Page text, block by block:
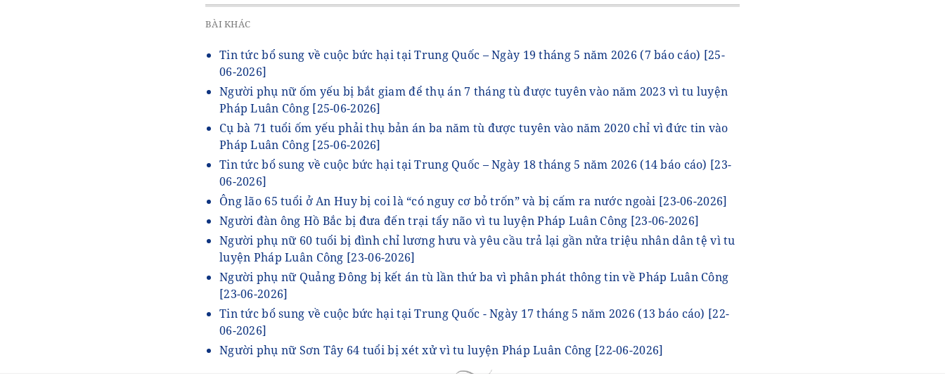
BÀI KHÁC
Tin tức bổ sung về cuộc bức hại tại Trung Quốc – Ngày 19 tháng 5 năm 2026 (7 báo cáo) [25-
06-2026]
Người phụ nữ ốm yếu bị bắt giam để thụ án 7 tháng tù được tuyên vào năm 2023 vì tu luyện
Pháp Luân Công [25-06-2026]
Cụ bà 71 tuổi ốm yếu phải thụ bản án ba năm tù được tuyên vào năm 2020 chỉ vì đức tin vào
Pháp Luân Công [25-06-2026]
Tin tức bổ sung về cuộc bức hại tại Trung Quốc – Ngày 18 tháng 5 năm 2026 (14 báo cáo) [23-
06-2026]
Ông lão 65 tuổi ở An Huy bị coi là “có nguy cơ bỏ trốn” và bị cấm ra nước ngoài [23-06-2026]
Người đàn ông Hồ Bắc bị đưa đến trại tẩy não vì tu luyện Pháp Luân Công [23-06-2026]
Người phụ nữ 60 tuổi bị đình chỉ lương hưu và yêu cầu trả lại gần nửa triệu nhân dân tệ vì tu
luyện Pháp Luân Công [23-06-2026]
Người phụ nữ Quảng Đông bị kết án tù lần thứ ba vì phân phát thông tin về Pháp Luân Công
[23-06-2026]
Tin tức bổ sung về cuộc bức hại tại Trung Quốc - Ngày 17 tháng 5 năm 2026 (13 báo cáo) [22-
06-2026]
Người phụ nữ Sơn Tây 64 tuổi bị xét xử vì tu luyện Pháp Luân Công [22-06-2026]